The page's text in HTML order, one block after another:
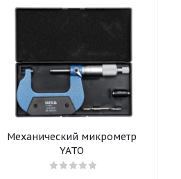
Механический микрометр
YATO